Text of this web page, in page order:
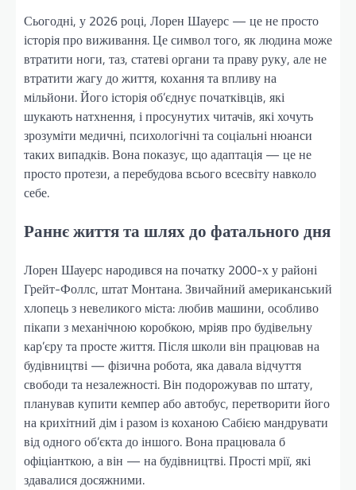
Сьогодні, у 2026 році, Лорен Шауерс — це не просто
історія про виживання. Це символ того, як людина може
втратити ноги, таз, статеві органи та праву руку, але не
втратити жагу до життя, кохання та впливу на
мільйони. Його історія об’єднує початківців, які
шукають натхнення, і просунутих читачів, які хочуть
зрозуміти медичні, психологічні та соціальні нюанси
таких випадків. Вона показує, що адаптація — це не
просто протези, а перебудова всього всесвіту навколо
себе.
Раннє життя та шлях до фатального дня
Лорен Шауерс народився на початку 2000-х у районі
Грейт-Фоллс, штат Монтана. Звичайний американський
хлопець з невеликого міста: любив машини, особливо
пікапи з механічною коробкою, мріяв про будівельну
кар’єру та просте життя. Після школи він працював на
будівництві — фізична робота, яка давала відчуття
свободи та незалежності. Він подорожував по штату,
планував купити кемпер або автобус, перетворити його
на крихітний дім і разом із коханою Сабією мандрувати
від одного об’єкта до іншого. Вона працювала б
офіціанткою, а він — на будівництві. Прості мрії, які
здавалися досяжними.